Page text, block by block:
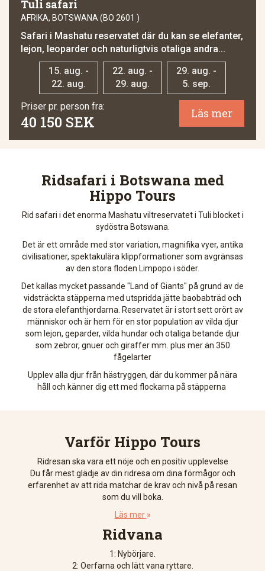
Tuli safari
AFRIKA, BOTSWANA (BO 2601 )
Safari i Mashatu reservatet där du kan se elefanter,
lejon, leoparder och naturligtvis otaliga andra...
15. aug. -
22. aug.
22. aug. -
29. aug.
29. aug. -
5. sep.
Priser pr. person fra:
40 150 SEK Läs mer
Ridsafari i Botswana med
Hippo Tours
Rid safari i det enorma Mashatu viltreservatet i Tuli blocket i
sydöstra Botswana.
Det är ett område med stor variation, magnifika vyer, antika
civilisationer, spektakulära klippformationer som avgränsas
av den stora floden Limpopo i söder.
Det kallas mycket passande "Land of Giants" på grund av de
vidsträckta stäpperna med utspridda jätte baobabträd och
de stora elefanthjordarna. Reservatet är i stort sett orört av
människor och är hem för en stor population av vilda djur
som lejon, geparder, vilda hundar och otaliga betande djur
som zebror, gnuer och giraffer mm. plus mer än 350
fågelarter
Upplev alla djur från hästryggen, där du kommer på nära
håll och känner dig ett med flockarna på stäpperna
Varför Hippo Tours
Ridresan ska vara ett nöje och en positiv upplevelse
Du får mest glädje av din ridresa om dina förmågor och
erfarenhet av att rida matchar de krav och nivå på resan
som du vill boka.
Läs mer »
Ridvana
1: Nybörjare.
2: Oerfarna och lätt vana ryttare.